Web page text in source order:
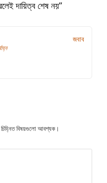
দায়িত্ব শেষ নয়”
জবাব
চিহ্নিত বিষয়গুলো আবশ্যক।